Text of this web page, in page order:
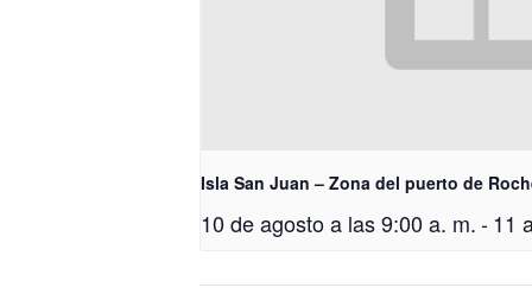
Isla San Juan – Zona del puerto de
10 de agosto a las 9:00 a. m.-11